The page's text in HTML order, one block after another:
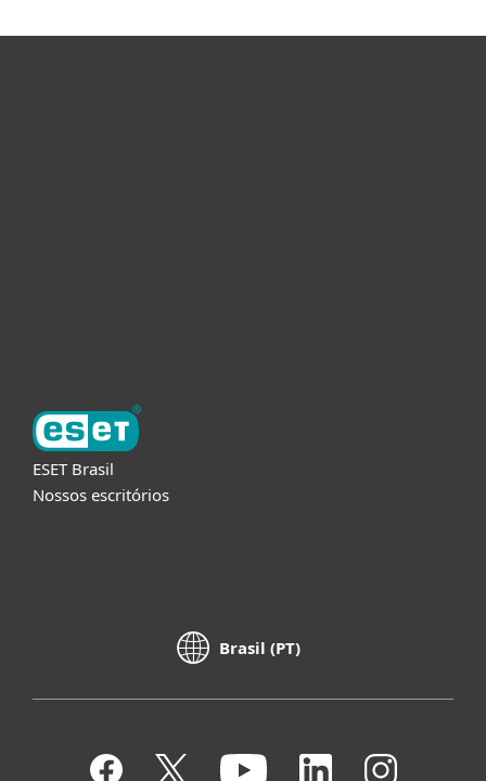
ESET Brasil
Nossos escritórios
Brasil (PT)